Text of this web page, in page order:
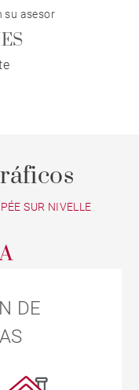
su asesor
SUR NIVELLE
DE